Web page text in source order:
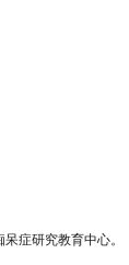
症研究教育中心。